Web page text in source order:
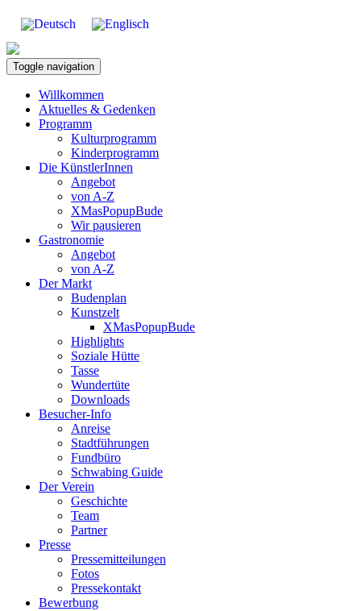
Toggle navigation
Willkommen
Aktuelles & Gedenken
Programm
Kulturprogramm
Kinderprogramm
Die KünstlerInnen
Angebot
von A-Z
XMasPopupBude
Wir pausieren
Gastronomie
Angebot
von A-Z
Der Markt
Budenplan
Kunstzelt
XMasPopupBude
Highlights
Soziale Hütte
Tasse
Wundertüte
Downloads
Besucher-Info
Anreise
Stadtführungen
Fundbüro
Schwabing Guide
Der Verein
Geschichte
Team
Partner
Presse
Pressemitteilungen
Fotos
Pressekontakt
Bewerbung